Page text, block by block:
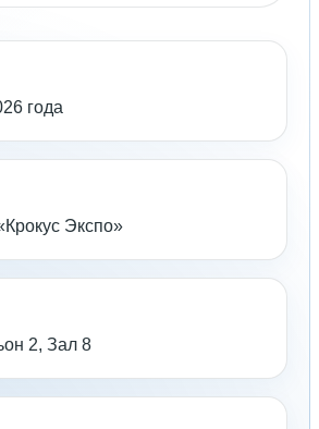
года
Экспо»
2, Зал 8